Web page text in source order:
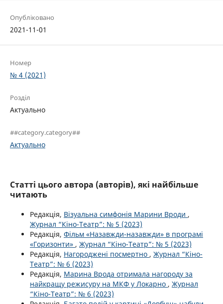
Опубліковано
2021-11-01
Номер
№ 4 (2021)
Розділ
Актуально
##category.category##
Актуально
Статті цього автора (авторів), які найбільше
читають
Редакція, Візуальна симфонія Марини Вроди ,
Журнал “Кіно-Театр”: № 5 (2023)
Редакція, Фільм «Назавжди-назавжди» в програмі
«Горизонти» , Журнал “Кіно-Театр”: № 5 (2023)
Редакція, Нагороджені посмертно , Журнал “Кіно-
Театр”: № 6 (2023)
Редакція, Марина Врода отримала нагороду за
найкращу режисуру на МКФ у Локарно , Журнал
“Кіно-Театр”: № 6 (2023)